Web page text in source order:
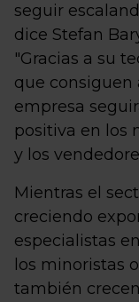
seguir
dice Stefan
"Gracias a su
que consiguen
empresa
positiva en los
y los
Mientras el
creciendo
especialistas
los minoristas
también